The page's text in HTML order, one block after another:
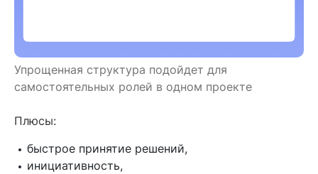
Упрощенная структура подойдет для
самостоятельных ролей в одном проекте
Плюсы:
быстрое принятие решений,
инициативность,